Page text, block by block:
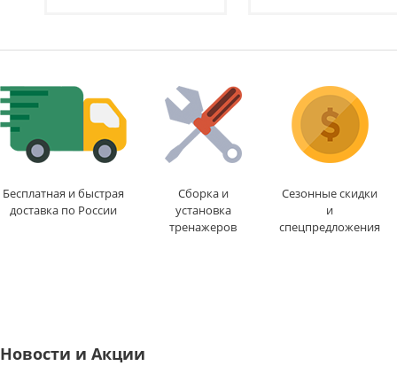
1-2 дня
1-2 дня
Бесплатная и быстрая
доставка по России
Сборка и
установка
тренажеров
Сезонные скидки
и
спецпредложения
Новости и Акции